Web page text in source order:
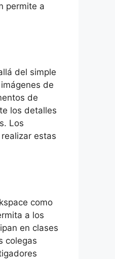
permite a
del simple
de
de
los detalles
Los
estas
como
a los
en clases
colegas